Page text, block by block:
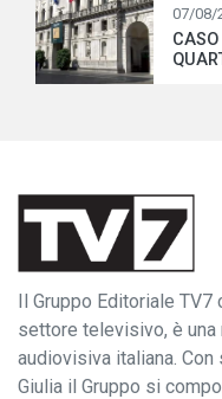
07/08/
Il Gruppo Editoriale TV7
settore televisivo, è
audiovisiva italiana.
Giulia il Gruppo si